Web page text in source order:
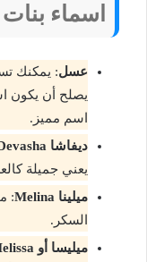
اسماء
عسل: يمكنك
يصلح أن يكون
اسم مميز.
ديفاشا Devasha
يعني جميلة
ميلينا Melina
:
السكر.
ميليسا أو Melissa: